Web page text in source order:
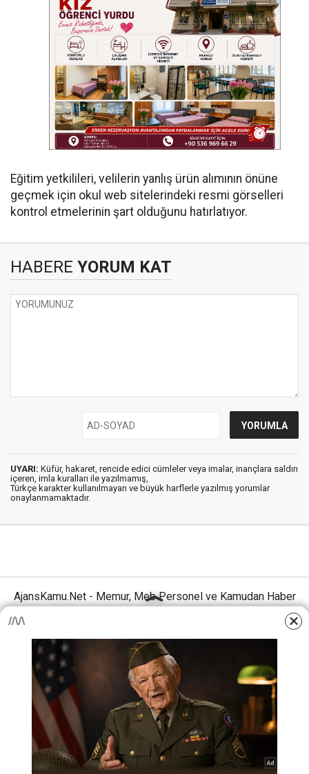
Eğitim yetkilileri, velilerin yanlış ürün alımının önüne
geçmek için okul web sitelerindeki resmi görselleri
kontrol etmelerinin şart olduğunu hatırlatıyor.
HABERE YORUM KAT
UYARI: Küfür, hakaret, rencide edici cümleler veya imalar, inançlara saldırı
içeren, imla kuralları ile yazılmamış,
Türkçe karakter kullanılmayan ve büyük harflerle yazılmış yorumlar
onaylanmamaktadır.
AjansKamu.Net - Memur, Meb Personel ve Kamudan Haber
Anasayfa İletişim
Sitene Ekle
MEB Personel – Öğretmen Haberleri
Haber Portalı Yazılımı